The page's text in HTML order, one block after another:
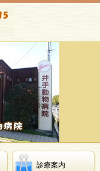
診療案内